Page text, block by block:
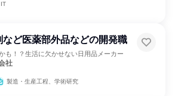
IT
など医薬部外品などの開発職
も！？生活に欠かせない日用品メーカー
社
製造・生産工程、学術研究